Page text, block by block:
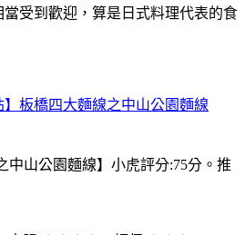
受到歡迎，算是日式料理代表的食
】板橋四大麵線之中山公園麵線
中山公園麵線】小虎評分:75分。推